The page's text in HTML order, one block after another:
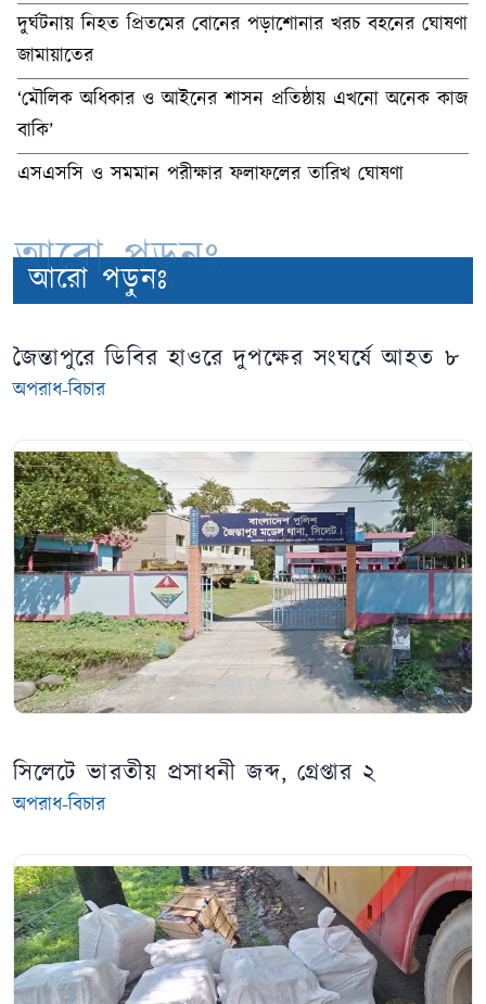
দুর্ঘটনায় নিহত প্রিতমের বোনের পড়াশোনার খরচ বহনের ঘোষণা
জামায়াতের
‘মৌলিক অধিকার ও আইনের শাসন প্রতিষ্ঠায় এখনো অনেক কাজ
বাকি’
এসএসসি ও সমমান পরীক্ষার ফলাফলের তারিখ ঘোষণা
আরো পড়ুনঃ
আরো পড়ুনঃ
জৈন্তাপুরে ডিবির হাওরে দুপক্ষের সংঘর্ষে আহত ৮
অপরাধ-বিচার
সিলেটে ভারতীয় প্রসাধনী জব্দ, গ্রেপ্তার ২
অপরাধ-বিচার